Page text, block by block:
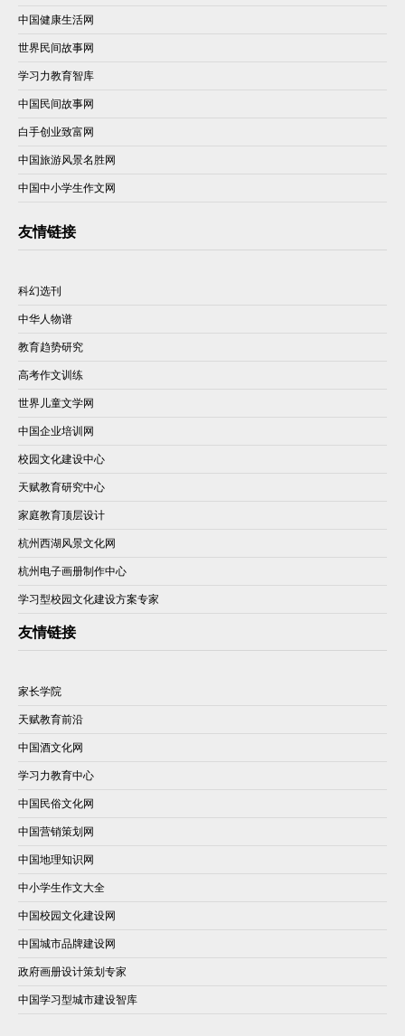
中国健康生活网
世界民间故事网
学习力教育智库
中国民间故事网
白手创业致富网
中国旅游风景名胜网
中国中小学生作文网
友情链接
科幻选刊
中华人物谱
教育趋势研究
高考作文训练
世界儿童文学网
中国企业培训网
校园文化建设中心
天赋教育研究中心
家庭教育顶层设计
杭州西湖风景文化网
杭州电子画册制作中心
学习型校园文化建设方案专家
友情链接
家长学院
天赋教育前沿
中国酒文化网
学习力教育中心
中国民俗文化网
中国营销策划网
中国地理知识网
中小学生作文大全
中国校园文化建设网
中国城市品牌建设网
政府画册设计策划专家
中国学习型城市建设智库